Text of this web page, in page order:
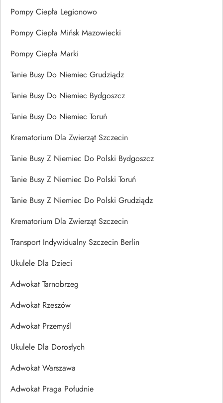
Pompy Ciepła Legionowo
Pompy Ciepła Mińsk Mazowiecki
Pompy Ciepła Marki
Tanie Busy Do Niemiec Grudziądz
Tanie Busy Do Niemiec Bydgoszcz
Tanie Busy Do Niemiec Toruń
Krematorium Dla Zwierząt Szczecin
Tanie Busy Z Niemiec Do Polski Bydgoszcz
Tanie Busy Z Niemiec Do Polski Toruń
Tanie Busy Z Niemiec Do Polski Grudziądz
Krematorium Dla Zwierząt Szczecin
Transport Indywidualny Szczecin Berlin
Ukulele Dla Dzieci
Adwokat Tarnobrzeg
Adwokat Rzeszów
Adwokat Przemyśl
Ukulele Dla Dorosłych
Adwokat Warszawa
Adwokat Praga Południe